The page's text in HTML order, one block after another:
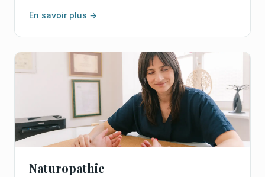
En savoir plus →
Naturopathie